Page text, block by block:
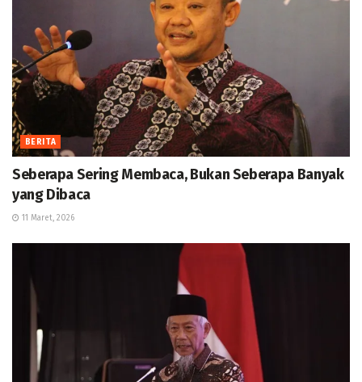
BERITA
Seberapa Sering Membaca, Bukan Seberapa Banyak
yang Dibaca
11 Maret, 2026